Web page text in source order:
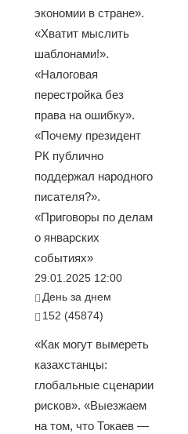
экономии в стране».
«Хватит мыслить
шаблонами!».
«Налоговая
перестройка без
права на ошибку».
«Почему президент
РК публично
поддержал народного
писателя?».
«Приговоры по делам
о январских
событиях»
29.01.2025 12:00
День за днем
152 (45874)
«Как могут вымереть
казахстанцы:
глобальные сценарии
рисков». «Выезжаем
на том, что Токаев —